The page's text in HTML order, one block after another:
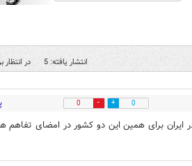
انتشار یافته: 5 در انتظار
0
0
ایران برای همین این دو کشور در امضای تفاهم